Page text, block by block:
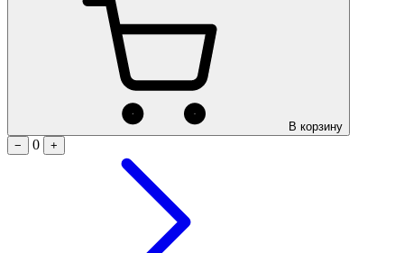
В корзину
−
0 +